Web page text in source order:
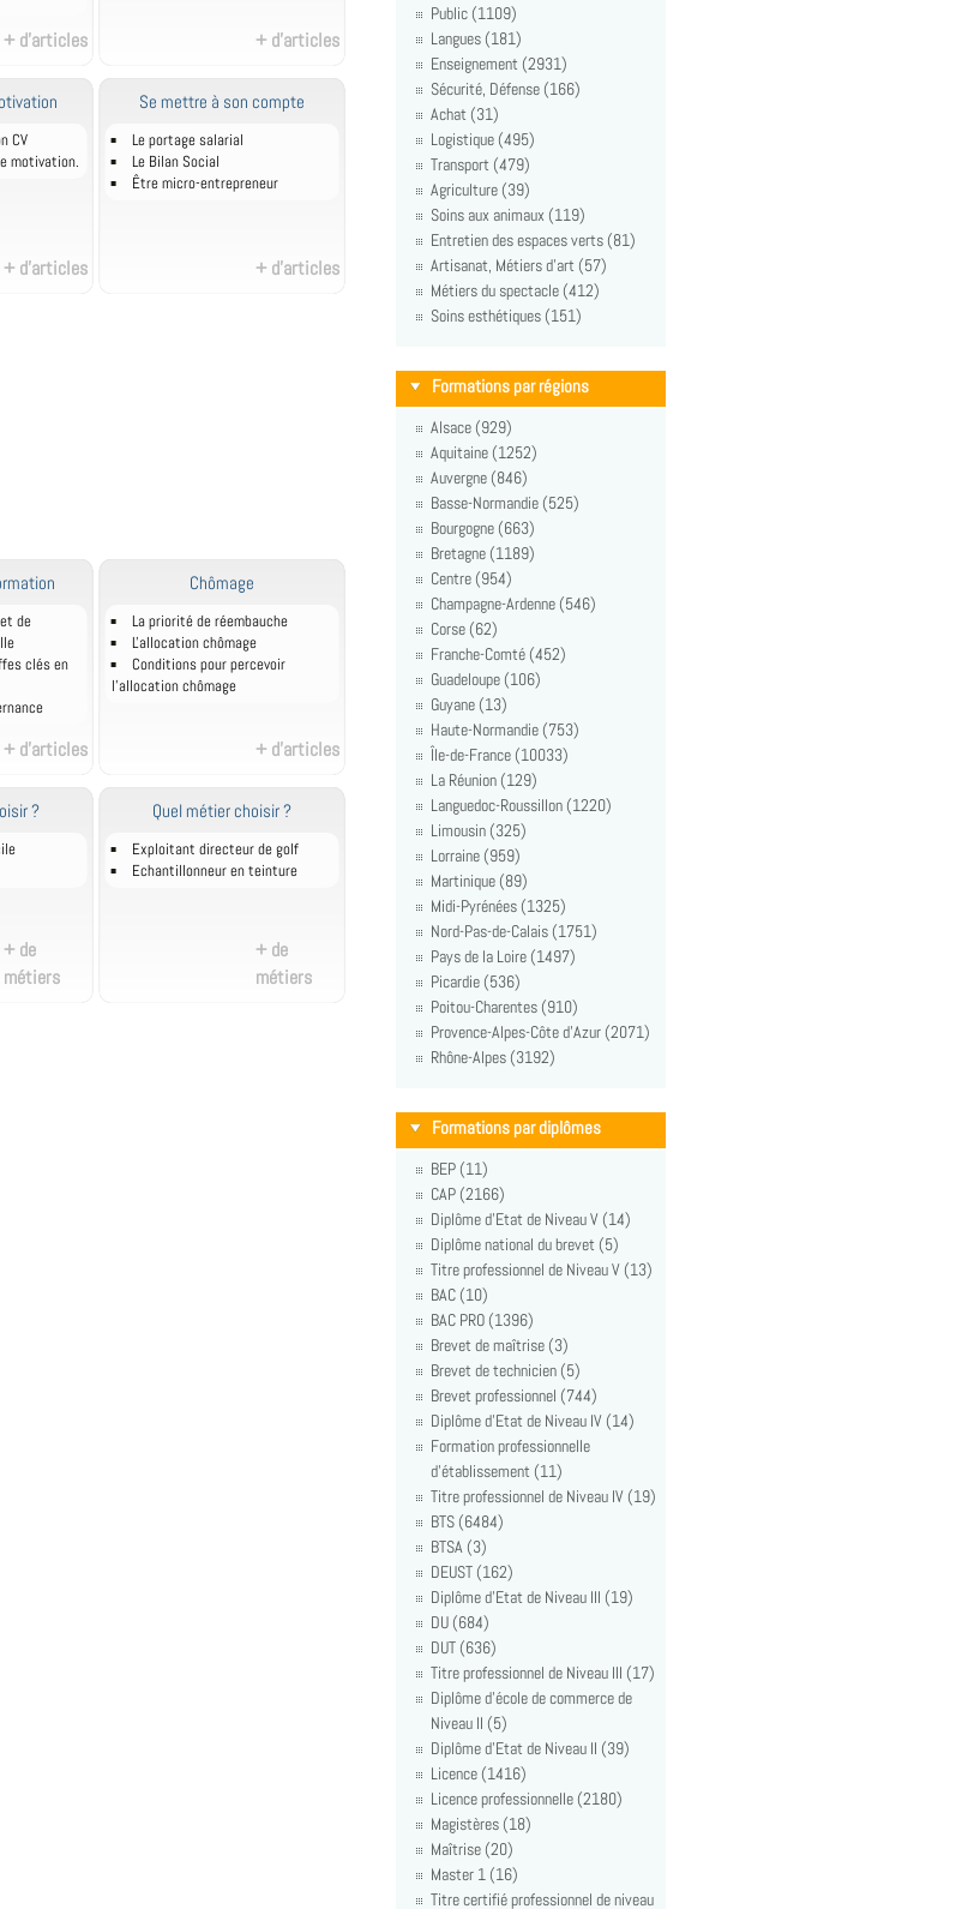
+ d'articles + d'articles
CV
motivation.
+ d'articles
Se mettre à son compte
Le portage salarial
Le Bilan Social
Être micro-entrepreneur
+ d'articles
de
clés en
+ d'articles
Chômage
La priorité de réembauche
L'allocation chômage
Conditions pour percevoir
l'allocation chômage
+ d'articles
?
+ de
métiers
Quel métier choisir ?
Exploitant directeur de golf
Echantillonneur en teinture
+ de
métiers
Public (1109)
Langues (181)
Enseignement (2931)
Sécurité, Défense (166)
Achat (31)
Logistique (495)
Transport (479)
Agriculture (39)
Soins aux animaux (119)
Entretien des espaces verts (81)
Artisanat, Métiers d'art (57)
Métiers du spectacle (412)
Soins esthétiques (151)
Formations par régions
Alsace (929)
Aquitaine (1252)
Auvergne (846)
Basse-Normandie (525)
Bourgogne (663)
Bretagne (1189)
Centre (954)
Champagne-Ardenne (546)
Corse (62)
Franche-Comté (452)
Guadeloupe (106)
Guyane (13)
Haute-Normandie (753)
Île-de-France (10033)
La Réunion (129)
Languedoc-Roussillon (1220)
Limousin (325)
Lorraine (959)
Martinique (89)
Midi-Pyrénées (1325)
Nord-Pas-de-Calais (1751)
Pays de la Loire (1497)
Picardie (536)
Poitou-Charentes (910)
Provence-Alpes-Côte d'Azur (2071)
Rhône-Alpes (3192)
Formations par diplômes
BEP (11)
CAP (2166)
Diplôme d'Etat de Niveau V (14)
Diplôme national du brevet (5)
Titre professionnel de Niveau V (13)
BAC (10)
BAC PRO (1396)
Brevet de maîtrise (3)
Brevet de technicien (5)
Brevet professionnel (744)
Diplôme d'Etat de Niveau IV (14)
Formation professionnelle
d'établissement (11)
Titre professionnel de Niveau IV (19)
BTS (6484)
BTSA (3)
DEUST (162)
Diplôme d'Etat de Niveau III (19)
DU (684)
DUT (636)
Titre professionnel de Niveau III (17)
Diplôme d'école de commerce de
Niveau II (5)
Diplôme d'Etat de Niveau II (39)
Licence (1416)
Licence professionnelle (2180)
Magistères (18)
Maîtrise (20)
Master 1 (16)
Titre certifié professionnel de niveau